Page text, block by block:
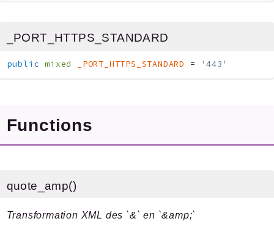
_PORT_HTTPS_STANDARD
public mixed _PORT_HTTPS_STANDARD = '443'
Functions
quote_amp()
Transformation XML des `&` en `&amp;`